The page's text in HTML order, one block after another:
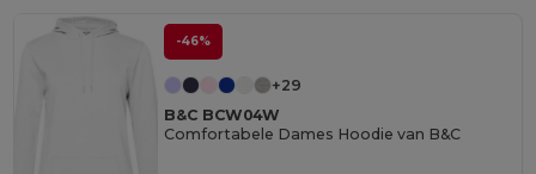
-46%
+29
B&C BCW04W
Comfortabele Dames Hoodie van B&C